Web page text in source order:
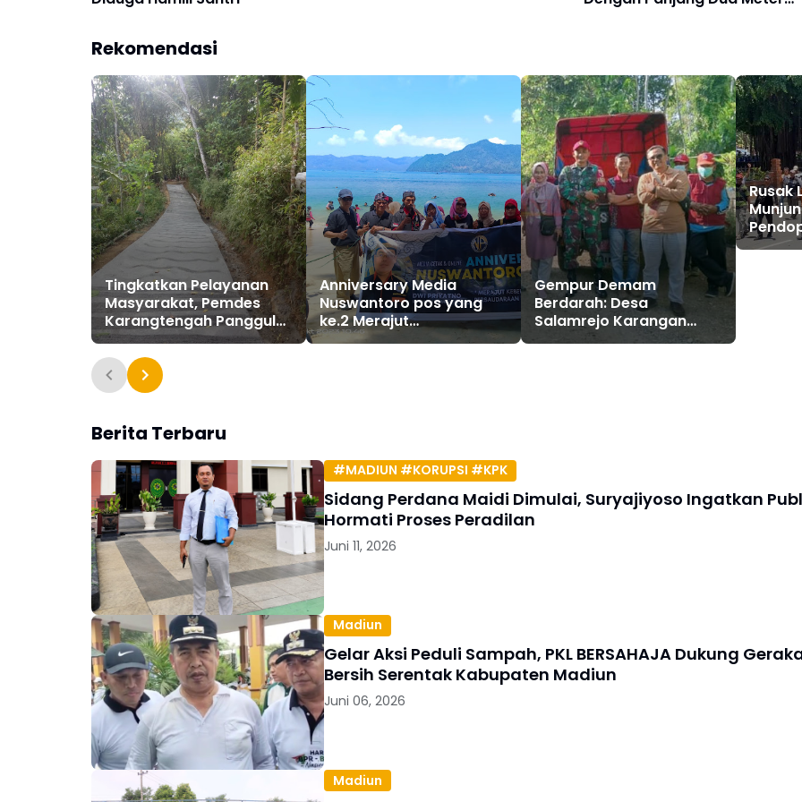
Rekomendasi
Tingkatkan Pelayanan
Masyarakat, Pemdes
Karangtengah Panggul
Trenggalek Bangun Jalan
Rabat Beton
Anniversary Media
Nuswantoro pos yang
ke.2 Merajut
Kebersamaan,
Gempur Demam
Berdarah: Desa
Salamrejo Karangan
Trenggalek Berperang
Rusak
Udang
Berita Terbaru
#MADIUN #KORUPSI #KPK
Sidang Perdana Maidi Dimulai, Suryajiyoso Ingatkan
Hormati Proses Peradilan
Juni 11, 2026
Madiun
Gelar Aksi Peduli Sampah, PKL BERSAHAJA Dukung
Bersih Serentak Kabupaten Madiun
Juni 06, 2026
Madiun